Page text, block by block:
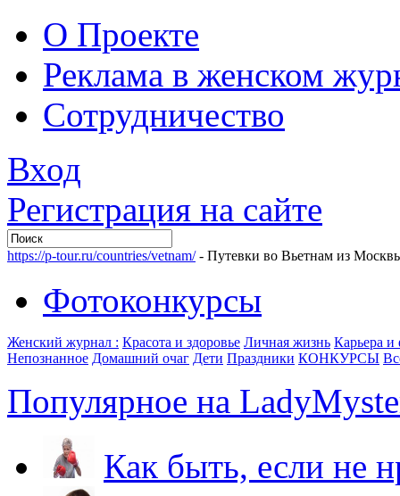
О Проекте
Реклама в женском
Сотрудничество
Вход
Регистрация на сайте
https://p-tour.ru/countries/vetnam/- Путевки во Вьетнам из
Фотоконкурсы
Женский журнал : Красота и здоровье Личная жизнь Карьера
Непознанное Домашний очаг Дети Праздники КОНКУРСЫ
Популярное на
Как быть, если не